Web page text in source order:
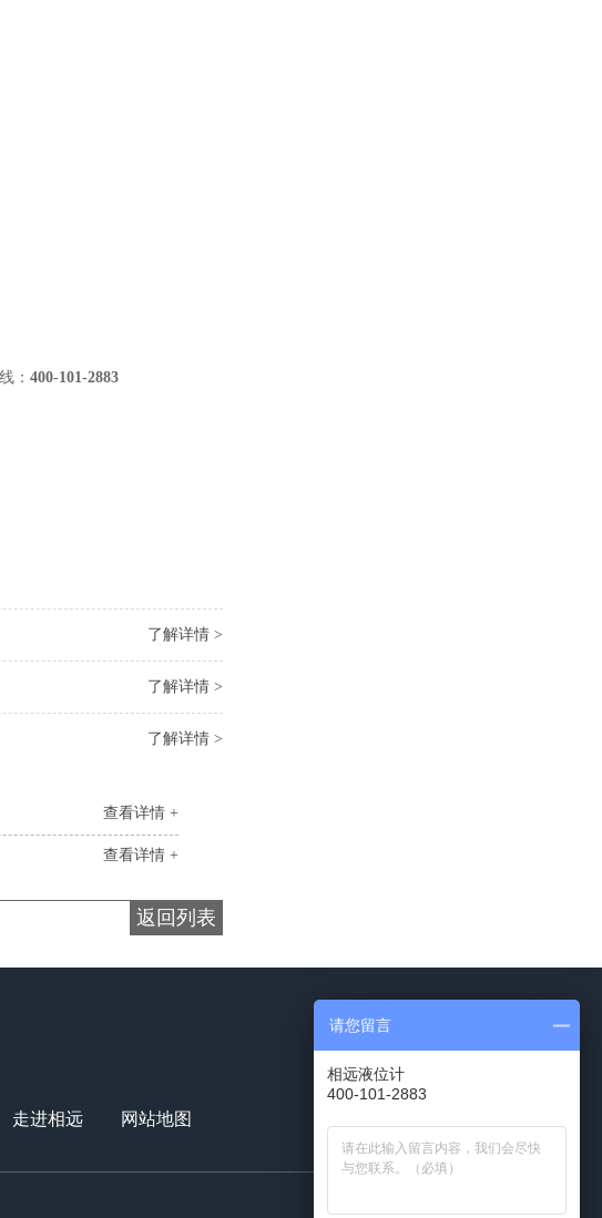
： 400-101-2883
了解详情 >
了解详情 >
了解详情 >
查看详情 +
查看详情 +
返回列表
走进相远 网站地图
请您留言
相远液位计
400-101-2883